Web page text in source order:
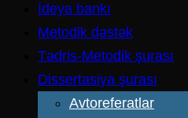
İdeya bankı
Metodik dəstək
Tədris-Metodik şurası
Dissertasiya şurası
Avtoreferatlar